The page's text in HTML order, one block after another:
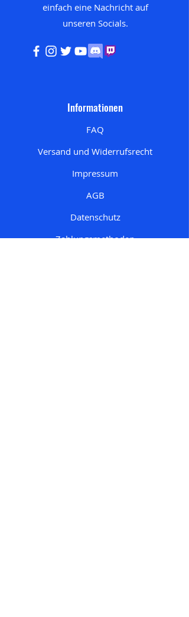
einfach eine Nachricht auf
unseren Socials.
Informationen
FAQ
Versand und Widerrufsrecht
Impressum
AGB
Datenschutz
Zahlungsmethoden